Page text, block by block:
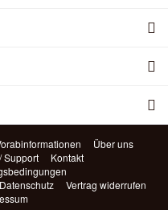
Über uns
Support
Kontakt
Datenschutz
Vertrag widerrufen